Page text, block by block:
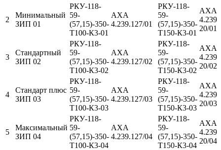
2
Минимальный
ЗИП 01
РКУ-118-
59-
(57,15)-350-
Т100-К3-01
АХА
4.239.127/01
РКУ-118-
59-
(57,15)-350-
Т150-К3-01
АХА
20/01
3
Стандартный
ЗИП 02
РКУ-118-
59-
(57,15)-350-
Т100-К3-02
АХА
4.239.127/02
РКУ-118-
59-
(57,15)-350-
Т150-К3-02
АХА
20/02
4
Стандарт плюс
ЗИП 03
РКУ-118-
59-
(57,15)-350-
Т100-К3-03
АХА
4.239.127/03
РКУ-118-
59-
(57,15)-350-
Т150-К3-03
АХА
20/03
5
Максимальный
ЗИП 04
РКУ-118-
59-
(57,15)-350-
Т100-К3-04
АХА
4.239.127/04
РКУ-118-
59-
(57,15)-350-
Т150-К3-04
АХА
20/04